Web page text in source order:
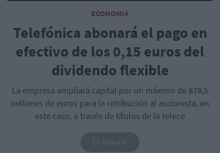
ECONOMIA
Telefónica abonará el pago en
efectivo de los 0,15 euros del
dividendo flexible
La empresa ampliará capital por un máximo de 878,5
millones de euros para la retribución al accionista, en
este caso, a través de títulos de la teleco